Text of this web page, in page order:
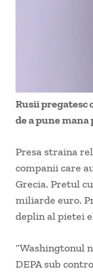
Rusii pregatesc
de a pune
Presa straina
companii care
Grecia. Pretul
miliarde euro.
deplin al pietei
“Washingtonul
DEPA sub